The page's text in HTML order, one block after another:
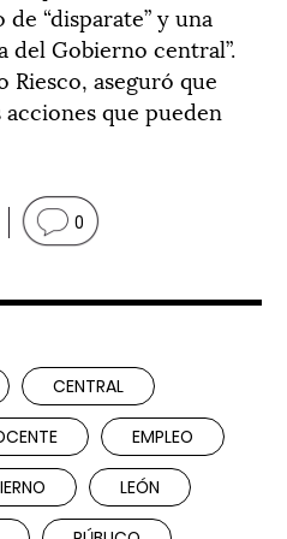
“disparate” y una
del Gobierno central”.
aseguró que
que pueden
0
CENTRAL
EMPLEO
LEÓN